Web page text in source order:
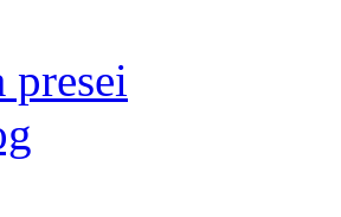
presei